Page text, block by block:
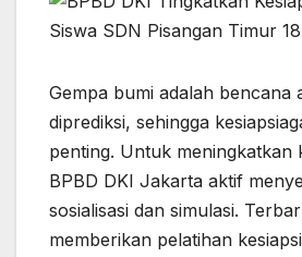
k
Gempa bumi adalah bencana
diprediksi, sehingga
penting. Untuk meningkatkan
BPBD DKI Jakarta aktif
sosialisasi dan simulasi.
memberikan pelatihan